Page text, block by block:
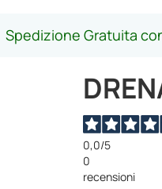
Spedizione Gratuita
0,0/5
0
recensioni